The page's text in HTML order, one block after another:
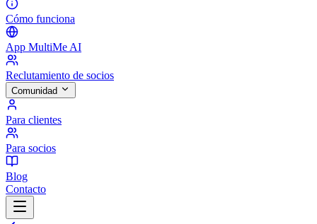
Cómo funciona
App MultiMe AI
Reclutamiento de socios
Comunidad
Para clientes
Para socios
Blog
Contacto